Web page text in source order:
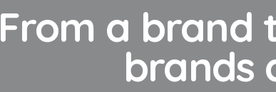
From a brand
brands